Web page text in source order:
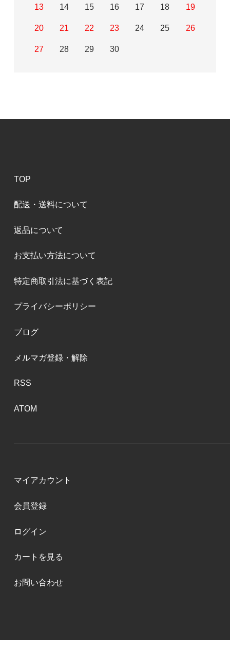
13 14 15 16 17 18 19
20 21 22 23 24 25 26
27 28 29 30
TOP
配送・送料について
返品について
お支払い方法について
特定商取引法に基づく表記
プライバシーポリシー
ブログ
メルマガ登録・解除
RSS
ATOM
マイアカウント
会員登録
ログイン
カートを見る
お問い合わせ